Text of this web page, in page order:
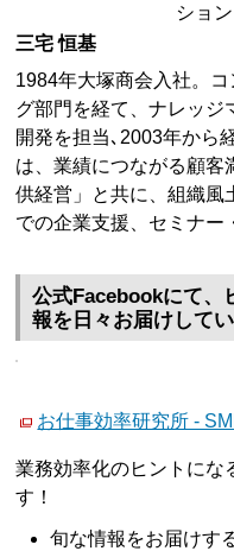
ショ
三宅 恒基
1984年大塚商会入社。
グ部門を経て、ナレッジ
開発を担当､2003年から
は、業績につながる顧客
供経営」と共に、組織風
での企業支援、セミナー
公式Facebookにて、
報を日々お届けしてい
お仕事効率研究所 -
業務効率化のヒントにな
す！
旬な情報をお届けす